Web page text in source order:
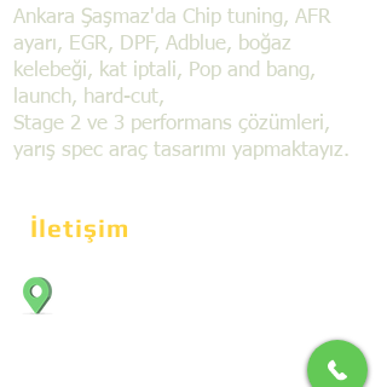
Ankara Şaşmaz'da Chip tuning, AFR
ayarı, EGR, DPF, Adblue, boğaz
kelebeği, kat iptali, Pop and bang,
launch, hard-cut,
Stage 2 ve 3 performans çözümleri,
yarış spec araç tasarımı yapmaktayız.
İletişim